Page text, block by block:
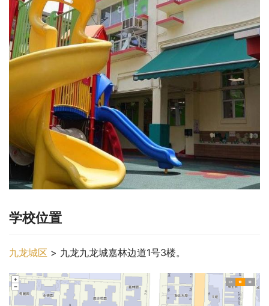
学校位置
九龙城区 > 九龙九龙城嘉林边道1号3楼。